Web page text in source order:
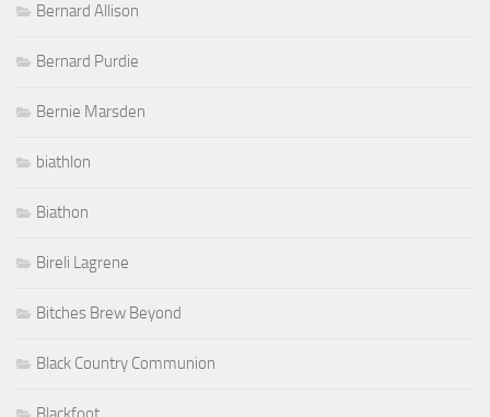
Bernard Allison
Bernard Purdie
Bernie Marsden
biathlon
Biathon
Bireli Lagrene
Bitches Brew Beyond
Black Country Communion